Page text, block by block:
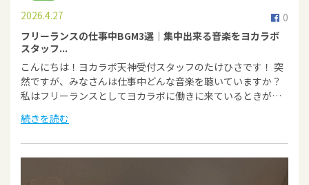
0
2026.4.27
フリーランスの仕事中BGM3選｜集中出来る音楽をヨカラボ
スタッフ...
こんにちは！ヨカラボ天神受付スタッフのたけひさです！ 突
然ですが、みなさんは仕事中どんな音楽を聴いていますか？
私はフリーランスとしてヨカラボに働きに来ているときが…
続きを読む